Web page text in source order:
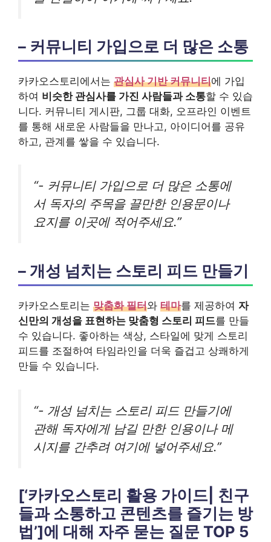
– 커뮤니티 가입으로 더 많은 소통
카카오스토리에서는 관심사 기반 커뮤니티에 가입
하여 비슷한 관심사를 가진 사람들과 소통할 수 있습
니다. 커뮤니티 게시판, 그룹 대화, 오프라인 이벤트
를 통해 새로운 사람들을 만나고, 아이디어를 공유
하고, 관계를 쌓을 수 있습니다.
“- 커뮤니티 가입으로 더 많은 소통에
서 독자의 주목을 끌만한 인용문이나
요지를 이곳에 적어주세요.”
– 개성 넘치는 스토리 피드 만들기
카카오스토리는 맞춤화 필터와 테마를 제공하여 자
신만의 개성을 표현하는 맞춤형 스토리 피드를 만들
수 있습니다. 좋아하는 색상, 스타일에 맞게 스토리
피드를 조절하여 타임라인을 더욱 즐겁고 상쾌하게
만들 수 있습니다.
“- 개성 넘치는 스토리 피드 만들기에
관해 독자에게 남길 만한 인용이나 메
시지를 간추려 여기에 넣어주세요.”
[‘카카오스토리 활용 가이드| 친구
들과 소통하고 콘텐츠를 즐기는 방
법’]에 대해 자주 묻는 질문 TOP 5